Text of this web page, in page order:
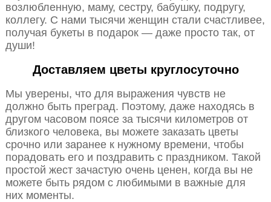
возлюбленную, маму, сестру, бабушку, подругу,
коллегу. С нами тысячи женщин стали счастливее,
получая букеты в подарок — даже просто так, от
души!
Доставляем цветы круглосуточно
Мы уверены, что для выражения чувств не
должно быть преград. Поэтому, даже находясь в
другом часовом поясе за тысячи километров от
близкого человека, вы можете заказать цветы
срочно или заранее к нужному времени, чтобы
порадовать его и поздравить с праздником. Такой
простой жест зачастую очень ценен, когда вы не
можете быть рядом с любимыми в важные для
них моменты.